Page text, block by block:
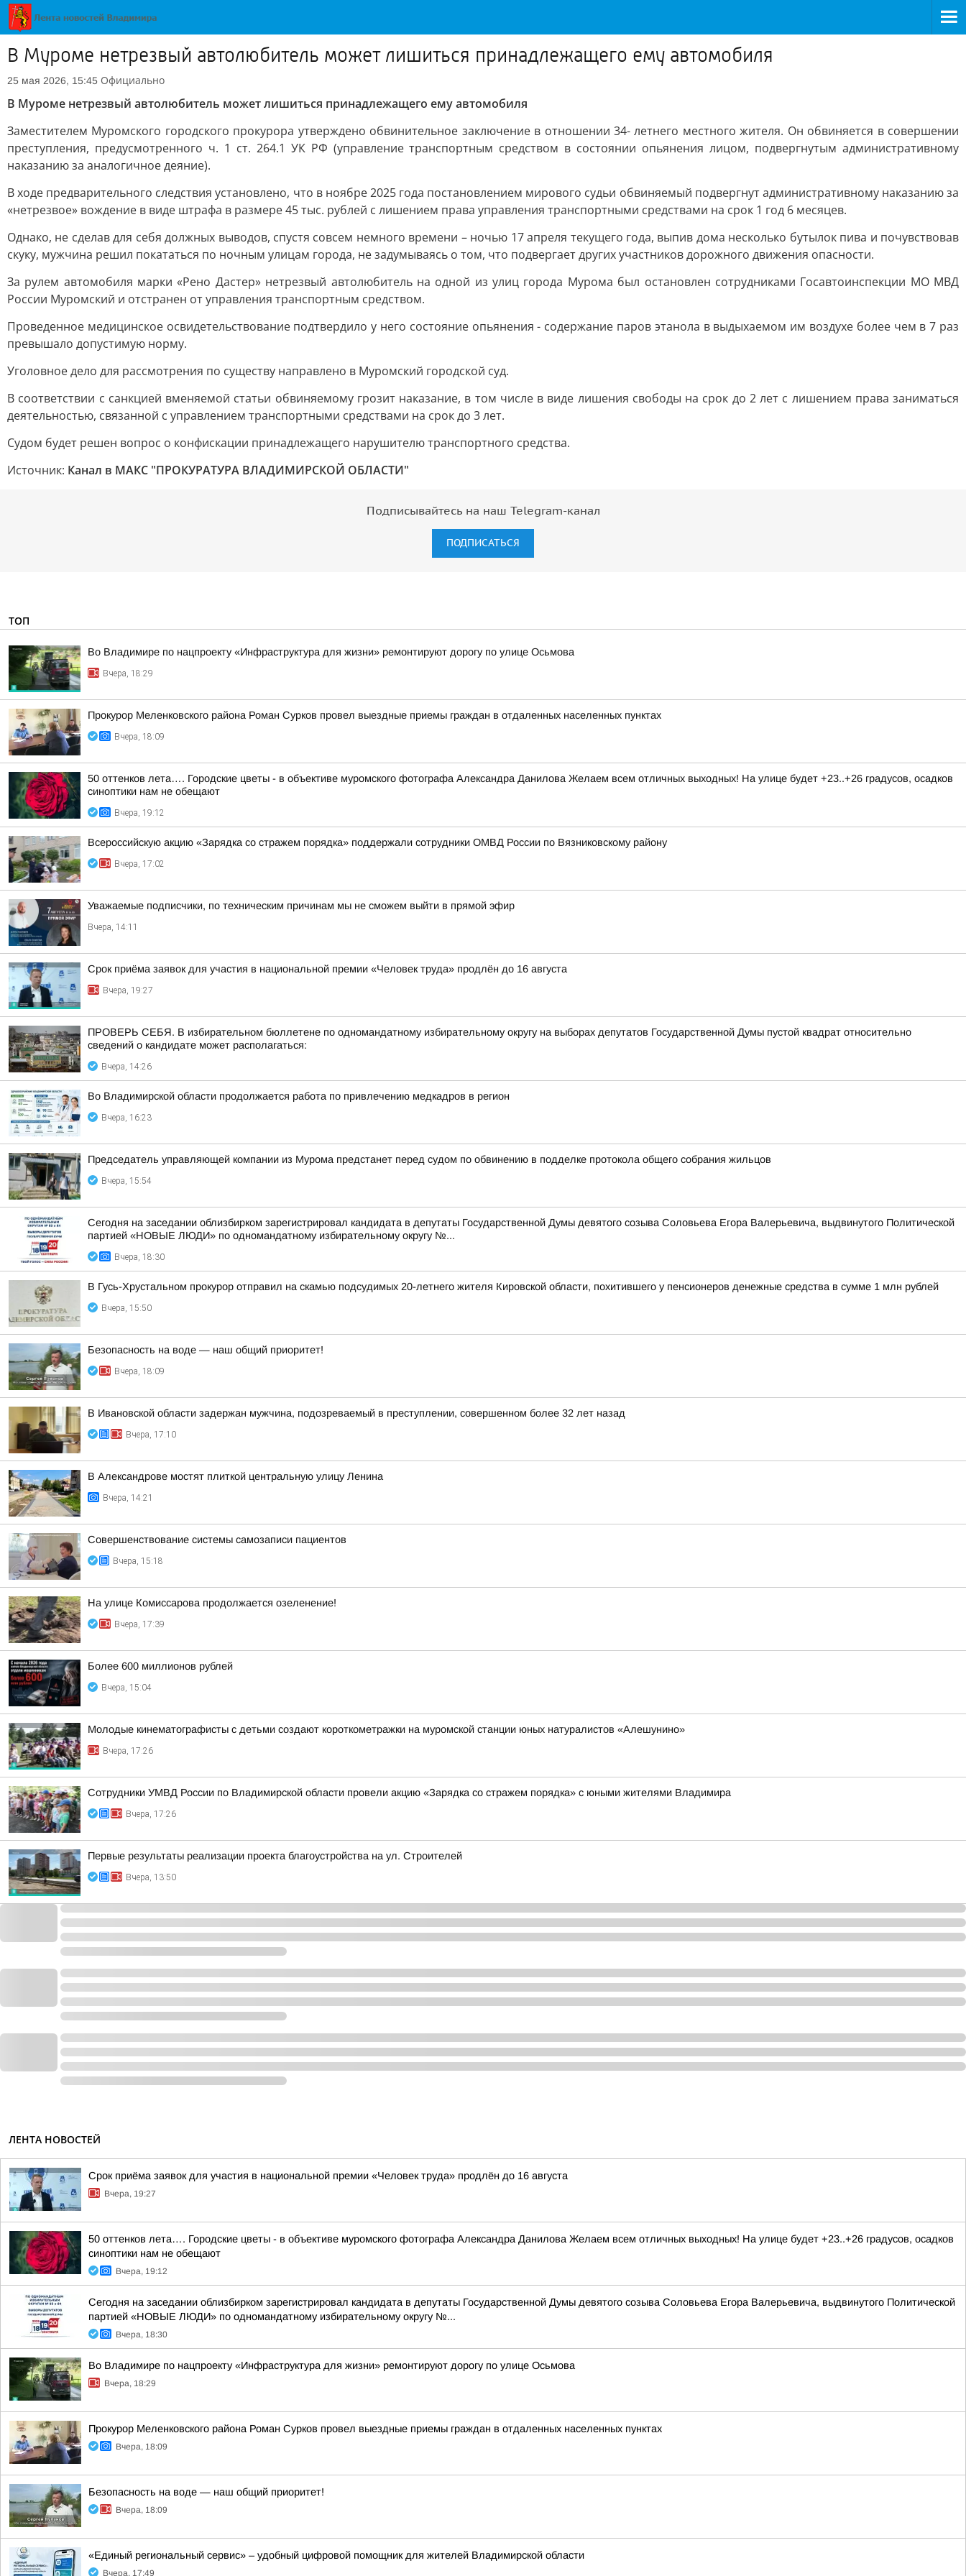
В Муроме нетрезвый автолюбитель может лишиться принадлежащего ему автомобиля
25 мая 2026, 15:45 Официально
В Муроме нетрезвый автолюбитель может лишиться принадлежащего ему автомобиля
Заместителем Муромского городского прокурора утверждено обвинительное заключение в отношении 34- летнего местного жителя. Он обвиняется в совершении
преступления, предусмотренного ч. 1 ст. 264.1 УК РФ (управление транспортным средством в состоянии опьянения лицом, подвергнутым административному
наказанию за аналогичное деяние).
В ходе предварительного следствия установлено, что в ноябре 2025 года постановлением мирового судьи обвиняемый подвергнут административному наказанию за
«нетрезвое» вождение в виде штрафа в размере 45 тыс. рублей с лишением права управления транспортными средствами на срок 1 год 6 месяцев.
Однако, не сделав для себя должных выводов, спустя совсем немного времени – ночью 17 апреля текущего года, выпив дома несколько бутылок пива и почувствовав
скуку, мужчина решил покататься по ночным улицам города, не задумываясь о том, что подвергает других участников дорожного движения опасности.
За рулем автомобиля марки «Рено Дастер» нетрезвый автолюбитель на одной из улиц города Мурома был остановлен сотрудниками Госавтоинспекции МО МВД
России Муромский и отстранен от управления транспортным средством.
Проведенное медицинское освидетельствование подтвердило у него состояние опьянения - содержание паров этанола в выдыхаемом им воздухе более чем в 7 раз
превышало допустимую норму.
Уголовное дело для рассмотрения по существу направлено в Муромский городской суд.
В соответствии с санкцией вменяемой статьи обвиняемому грозит наказание, в том числе в виде лишения свободы на срок до 2 лет с лишением права заниматься
деятельностью, связанной с управлением транспортными средствами на срок до 3 лет.
Судом будет решен вопрос о конфискации принадлежащего нарушителю транспортного средства.
Источник: Канал в МАКС "ПРОКУРАТУРА ВЛАДИМИРСКОЙ ОБЛАСТИ"
Подписывайтесь на наш Telegram-канал
ПОДПИСАТЬСЯ
ТОП
Во Владимире по нацпроекту «Инфраструктура для жизни» ремонтируют дорогу по улице Осьмова
Вчера, 18:29
Прокурор Меленковского района Роман Сурков провел выездные приемы граждан в отдаленных населенных пунктах
Вчера, 18:09
50 оттенков лета…. Городские цветы - в объективе муромского фотографа Александра Данилова Желаем всем отличных выходных! На улице будет +23..+26 градусов, осадков
синоптики нам не обещают
Вчера, 19:12
Всероссийскую акцию «Зарядка со стражем порядка» поддержали сотрудники ОМВД России по Вязниковскому району
Вчера, 17:02
Уважаемые подписчики, по техническим причинам мы не сможем выйти в прямой эфир
Вчера, 14:11
Срок приёма заявок для участия в национальной премии «Человек труда» продлён до 16 августа
Вчера, 19:27
ПРОВЕРЬ СЕБЯ. В избирательном бюллетене по одномандатному избирательному округу на выборах депутатов Государственной Думы пустой квадрат относительно
сведений о кандидате может располагаться:
Вчера, 14:26
Во Владимирской области продолжается работа по привлечению медкадров в регион
Вчера, 16:23
Председатель управляющей компании из Мурома предстанет перед судом по обвинению в подделке протокола общего собрания жильцов
Вчера, 15:54
Сегодня на заседании облизбирком зарегистрировал кандидата в депутаты Государственной Думы девятого созыва Соловьева Егора Валерьевича, выдвинутого Политической
партией «НОВЫЕ ЛЮДИ» по одномандатному избирательному округу №...
Вчера, 18:30
В Гусь-Хрустальном прокурор отправил на скамью подсудимых 20-летнего жителя Кировской области, похитившего у пенсионеров денежные средства в сумме 1 млн рублей
Вчера, 15:50
Безопасность на воде — наш общий приоритет!
Вчера, 18:09
В Ивановской области задержан мужчина, подозреваемый в преступлении, совершенном более 32 лет назад
Вчера, 17:10
В Александрове мостят плиткой центральную улицу Ленина
Вчера, 14:21
Совершенствование системы самозаписи пациентов
Вчера, 15:18
На улице Комиссарова продолжается озеленение!
Вчера, 17:39
Более 600 миллионов рублей
Вчера, 15:04
Молодые кинематографисты с детьми создают короткометражки на муромской станции юных натуралистов «Алешунино»
Вчера, 17:26
Сотрудники УМВД России по Владимирской области провели акцию «Зарядка со стражем порядка» с юными жителями Владимира
Вчера, 17:26
Первые результаты реализации проекта благоустройства на ул. Строителей
Вчера, 13:50
ЛЕНТА НОВОСТЕЙ
Срок приёма заявок для участия в национальной премии «Человек труда» продлён до 16 августа
Вчера, 19:27
50 оттенков лета…. Городские цветы - в объективе муромского фотографа Александра Данилова Желаем всем отличных выходных! На улице будет +23..+26 градусов, осадков
синоптики нам не обещают
Вчера, 19:12
Сегодня на заседании облизбирком зарегистрировал кандидата в депутаты Государственной Думы девятого созыва Соловьева Егора Валерьевича, выдвинутого Политической
партией «НОВЫЕ ЛЮДИ» по одномандатному избирательному округу №...
Вчера, 18:30
Во Владимире по нацпроекту «Инфраструктура для жизни» ремонтируют дорогу по улице Осьмова
Вчера, 18:29
Прокурор Меленковского района Роман Сурков провел выездные приемы граждан в отдаленных населенных пунктах
Вчера, 18:09
Безопасность на воде — наш общий приоритет!
Вчера, 18:09
«Единый региональный сервис» – удобный цифровой помощник для жителей Владимирской области
Вчера, 17:49